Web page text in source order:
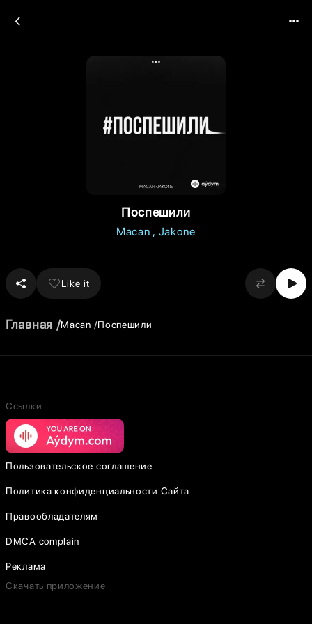
Поспешили
Macan Jakone
Like it
Главная Macan Поспешили
Ссылки
Пользовательское соглашение
Политика конфиденциальности Сайта
Правообладателям
DMCA complain
Реклама
Скачать приложение